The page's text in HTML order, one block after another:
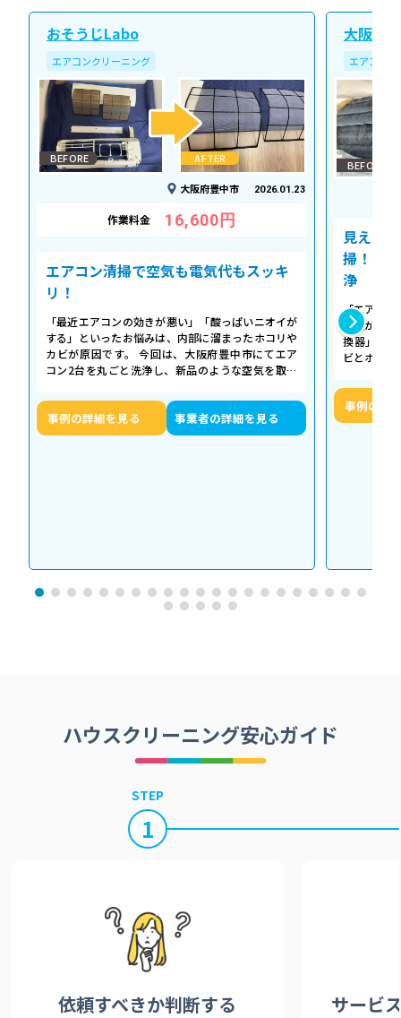
おそうじLabo
エアコンクリーニング
BEFORE AFTER
大阪府豊中市 2026.01.23
作業料金 16,600円
エアコン清掃で空気も電気代もスッキ
リ！
「最近エアコンの効きが悪い」「酸っぱいニオイが
する」といったお悩みは、内部に溜まったホコリや
カビが原因です。 今回は、大阪府豊中市にてエア
コン2台を丸ごと洗浄し、新品のような空気を取り
事例の詳細を見る 事業者の詳細を見る
大阪北
エアコン
BEFORE
見えな
掃！空
浄
「エアコ
た気がす
換器」の
ビとホコ
事例の詳
ハウスクリーニング安心ガイド
STEP
1
依頼すべきか判断する サービ